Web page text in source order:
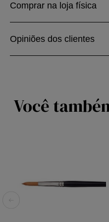
Comprar na loja física
Opiniões dos clientes
Você